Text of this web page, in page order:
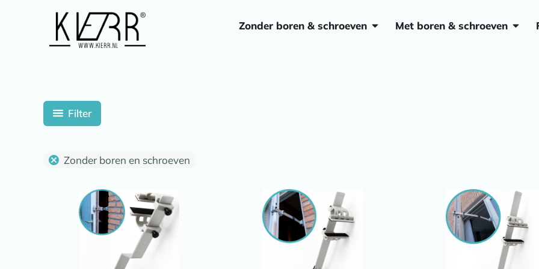
Zonder boren & schroeven Open Zonder boren & schroeven
Met boren & schroeven Open
Filter
Zonder boren en schroeven